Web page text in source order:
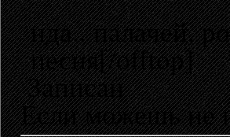
нда.. палачей,
песня[/offtop]
Записан
Если можешь не